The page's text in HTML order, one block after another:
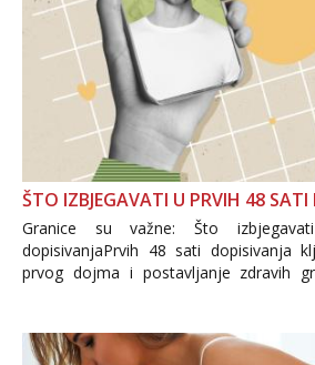
ŠTO IZBJEGAVATI U PRVIH 48 SATI
Granice su važne: Što
dopisivanjaPrvih 48 sati dopisivanja
prvog dojma i postavljanje zdravih
Važno je izbjeći prebrzo
informacija, jer nepoznata osoba
povjerenje. Takođe...